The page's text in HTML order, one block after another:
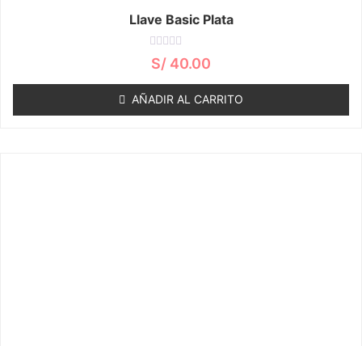
Llave Basic Plata
Valorado
con
5
S/ 40.00
AÑADIR AL CARRITO